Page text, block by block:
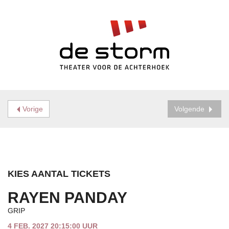
Vorige Volgende
KIES AANTAL TICKETS
RAYEN PANDAY
GRIP
4 FEB. 2027 20:15:00 UUR